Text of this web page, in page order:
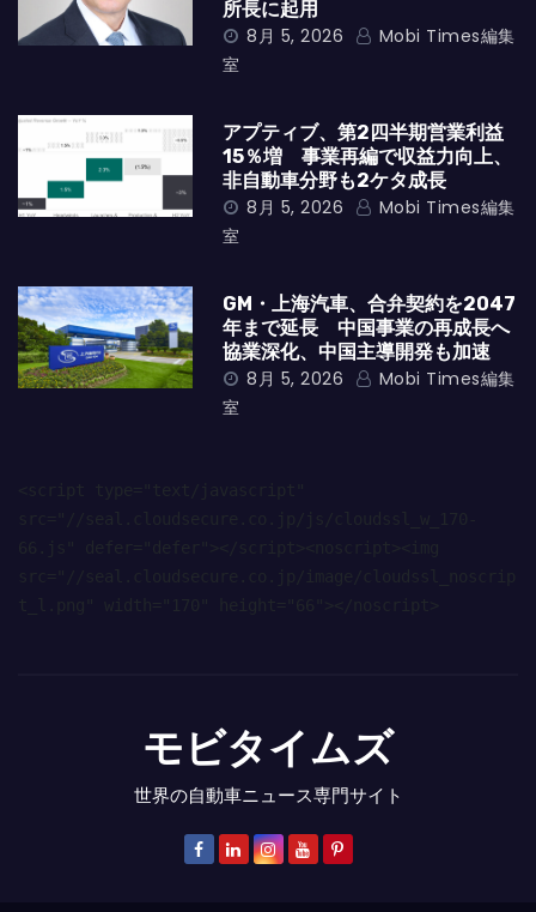
所長に起用
8月 5, 2026
Mobi Times編集
室
アプティブ、第2四半期営業利益
15％増 事業再編で収益力向上、
非自動車分野も2ケタ成長
8月 5, 2026
Mobi Times編集
室
GM・上海汽車、合弁契約を2047
年まで延長 中国事業の再成長へ
協業深化、中国主導開発も加速
8月 5, 2026
Mobi Times編集
室
モビタイムズ
世界の自動車ニュース専門サイト